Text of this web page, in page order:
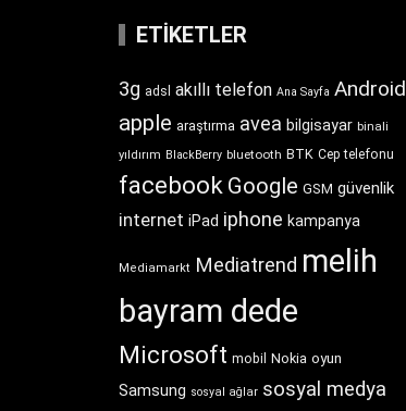
ETIKETLER
3g adsl akıllı telefon Ana Sayfa Android
apple araştırma avea bilgisayar binali
yıldırım BlackBerry bluetooth BTK Cep telefonu
facebook Google GSM güvenlik
internet iPad iphone kampanya
Mediamarkt Mediatrend melih
bayram dede
Microsoft mobil Nokia oyun
Samsung sosyal ağlar sosyal medya